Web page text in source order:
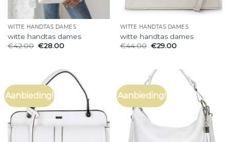
WITTE HANDTAS DAMES
witte handtas dames
€42.00 €28.00
WITTE HANDTAS DAMES
witte handtas dames
€44.00 €29.00
Aanbieding! Aanbieding!